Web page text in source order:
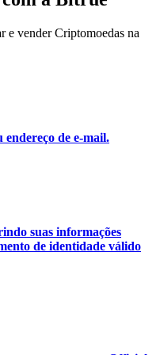
e vender Criptomoedas na
endereço de e-mail.
suas informações
de identidade válido